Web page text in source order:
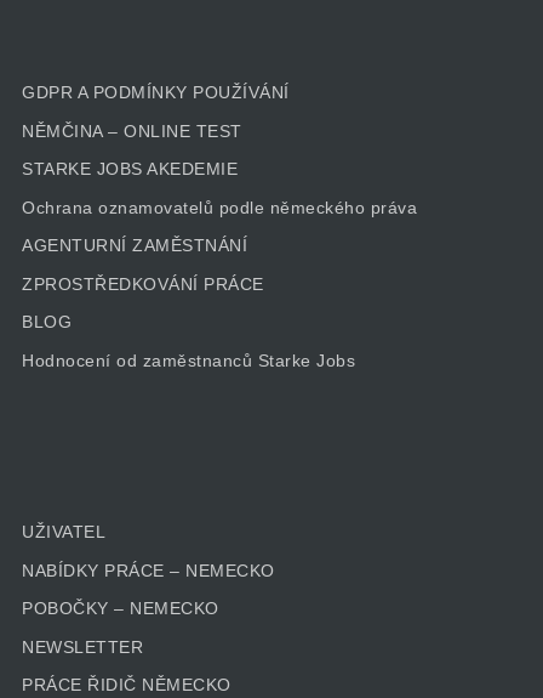
GDPR A PODMÍNKY POUŽÍVÁNÍ
NĚMČINA – ONLINE TEST
STARKE JOBS AKEDEMIE
Ochrana oznamovatelů podle německého práva
AGENTURNÍ ZAMĚSTNÁNÍ
ZPROSTŘEDKOVÁNÍ PRÁCE
BLOG
Hodnocení od zaměstnanců Starke Jobs
UŽIVATEL
NABÍDKY PRÁCE – NEMECKO
POBOČKY – NEMECKO
NEWSLETTER
PRÁCE ŘIDIČ NĚMECKO